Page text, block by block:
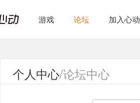
心
动
游戏 论坛 加入心动
个人中心/论坛中心